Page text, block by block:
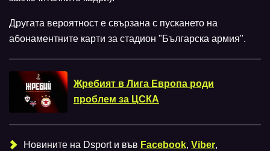
Другата вероятност е свързана с пускането на
абонаментните карти за стадион "Българска армия".
Жребият в Лига Европа роди
проблем за ЦСКА
Новините на Dsport и във Facebook, Viber,